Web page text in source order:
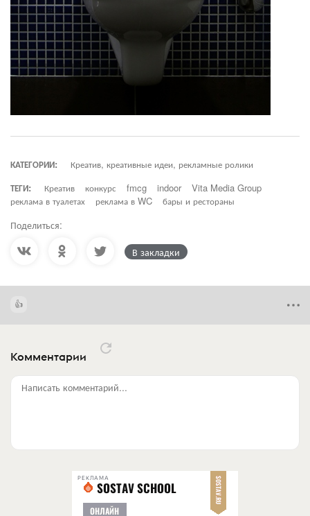
КАТЕГОРИИ:
Креатив, креативные идеи, рекламные ролики
ТЕГИ:
Креатив конкурс fmcg indoor
Vita Media Group
реклама в туалетах
реклама в WC бары и рестораны
Поделиться:
В закладки
Комментарии
Написать комментарий...
РЕКЛАМА